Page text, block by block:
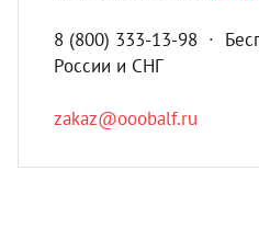
8 (800) 333-13-98 ∙
России и СНГ
zakaz@ooobalf.ru